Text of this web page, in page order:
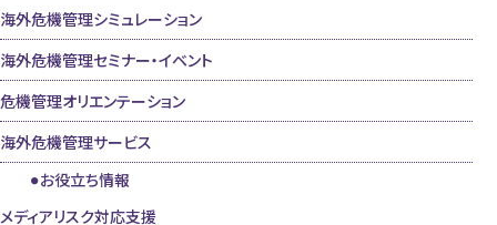
海外危機管理シミュレーション
海外危機管理セミナー・イベント
危機管理オリエンテーション
海外危機管理サービス
お役立ち情報
メディアリスク対応支援